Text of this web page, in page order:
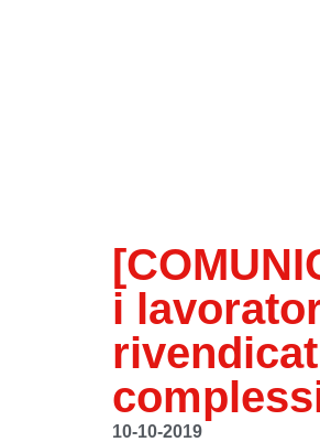
i
10-10-2019